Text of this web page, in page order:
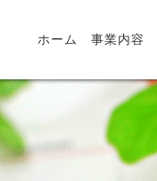
ホーム 事業内容